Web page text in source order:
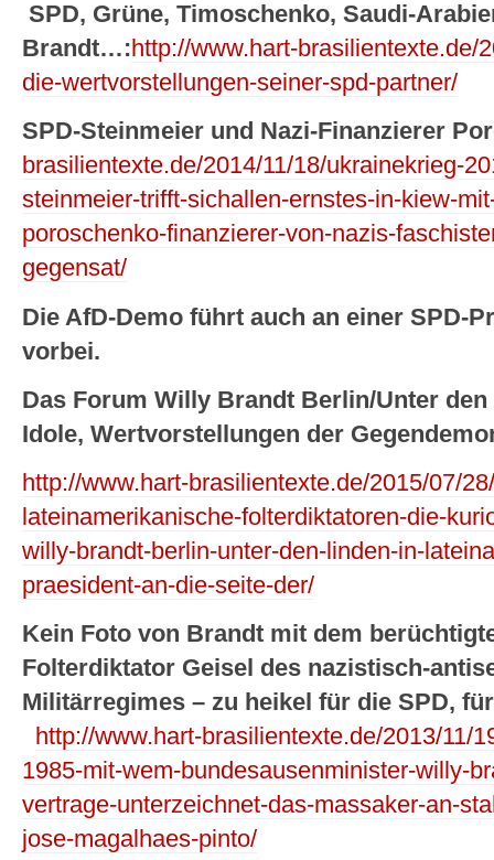
SPD, Grüne, Timoschenko, Saudi-
Brandt…:http://www.hart-brasilientexte.de/
die-wertvorstellungen-seiner-spd-partner/
SPD-Steinmeier und Nazi-Finanzierer
brasilientexte.de/2014/11/18/ukrainekrieg-
steinmeier-trifft-sichallen-ernstes-in-kiew-
poroschenko-finanzierer-von-nazis-
gegensat/
Die AfD-Demo führt auch an einer SPD-
vorbei.
Das Forum Willy Brandt Berlin/Unter
Idole, Wertvorstellungen der
http://www.hart-brasilientexte.de/2015/07/
lateinamerikanische-folterdiktatoren-die-
willy-brandt-berlin-unter-den-linden-in-
praesident-an-die-seite-der/
Kein Foto von Brandt mit dem
Folterdiktator Geisel des nazistisch-
Militärregimes – zu heikel für die SPD,
http://www.hart-brasilientexte.de/2013/11/
1985-mit-wem-bundesausenminister-willy-
vertrage-unterzeichnet-das-massaker-an-
jose-magalhaes-pinto/